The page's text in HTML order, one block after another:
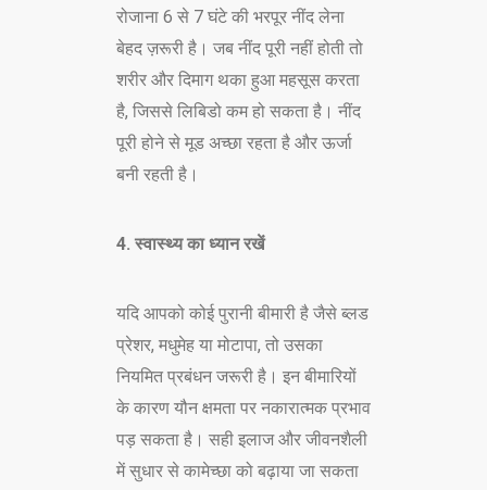
रोजाना 6 से 7 घंटे की भरपूर नींद लेना
बेहद ज़रूरी है। जब नींद पूरी नहीं होती तो
शरीर और दिमाग थका हुआ महसूस करता
है, जिससे लिबिडो कम हो सकता है। नींद
पूरी होने से मूड अच्छा रहता है और ऊर्जा
बनी रहती है।
4. स्वास्थ्य का ध्यान रखें
यदि आपको कोई पुरानी बीमारी है जैसे ब्लड
प्रेशर, मधुमेह या मोटापा, तो उसका
नियमित प्रबंधन जरूरी है। इन बीमारियों
के कारण यौन क्षमता पर नकारात्मक प्रभाव
पड़ सकता है। सही इलाज और जीवनशैली
में सुधार से कामेच्छा को बढ़ाया जा सकता